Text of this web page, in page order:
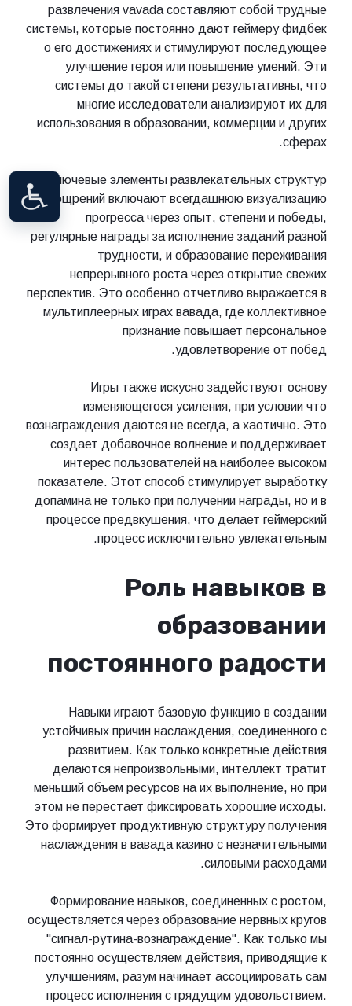
развлечения vavada составляют собой трудные
системы, которые постоянно дают геймеру фидбек
о его достижениях и стимулируют последующее
улучшение героя или повышение умений. Эти
системы до такой степени результативны, что
многие исследователи анализируют их для
использования в образовании, коммерции и других
сферах.
Ключевые элементы развлекательных структур
поощрений включают всегдашнюю визуализацию
прогресса через опыт, степени и победы,
регулярные награды за исполнение заданий разной
трудности, и образование переживания
непрерывного роста через открытие свежих
перспектив. Это особенно отчетливо выражается в
мультиплеерных играх вавада, где коллективное
признание повышает персональное
удовлетворение от побед.
Игры также искусно задействуют основу
изменяющегося усиления, при условии что
вознаграждения даются не всегда, а хаотично. Это
создает добавочное волнение и поддерживает
интерес пользователей на наиболее высоком
показателе. Этот способ стимулирует выработку
допамина не только при получении награды, но и в
процессе предвкушения, что делает геймерский
процесс исключительно увлекательным.
Роль навыков в
образовании
постоянного радости
Навыки играют базовую функцию в создании
устойчивых причин наслаждения, соединенного с
развитием. Как только конкретные действия
делаются непроизвольными, интеллект тратит
меньший объем ресурсов на их выполнение, но при
этом не перестает фиксировать хорошие исходы.
Это формирует продуктивную структуру получения
наслаждения в вавада казино с незначительными
силовыми расходами.
Формирование навыков, соединенных с ростом,
осуществляется через образование нервных кругов
"сигнал-рутина-вознаграждение". Как только мы
постоянно осуществляем действия, приводящие к
улучшениям, разум начинает ассоциировать сам
процесс исполнения с грядущим удовольствием.